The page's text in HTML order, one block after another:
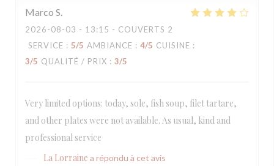
Marco S
2026-08-03 - 13:15 - COUVERTS 2
SERVICE : 5/5 AMBIANCE : 4/5 CUISINE :
3/5 QUALITÉ / PRIX : 3/5
Very limited options: today, sole, fish soup, filet tartare,
and other plates were not available. As usual, kind and
professional service
La Lorraine a répondu à cet avis